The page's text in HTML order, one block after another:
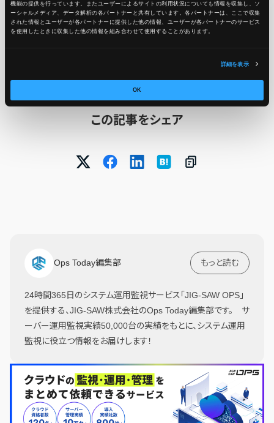
機能の提供を行っています。またユーザーによるサイトの利用状況についても情報を収集し、ソ
ーシャルメディア、データ解析の各パートナーと共有しています。各パートナーは、ここで収集
された情報とユーザーが各パートナーに提供した他の情報、ユーザーが各パートナーのサービス
を使用したときに収集した他の情報を組み合わせて使用​​することがあります。
詳細を表示
OK
minor versions 17.4, 16.8, 15.12, 14.17, 13.20
この記事をシェア
Ops Today編集部 もっと読む
24時間365日のシステム運用監視サービス「JIG-SAW OPS」
を提供する、JIG-SAW株式会社のOps Today編集部です。 サ
ーバー運用監視実績50,000台の実績をもとに、システム運用
監視に役立つ情報をお届けします！